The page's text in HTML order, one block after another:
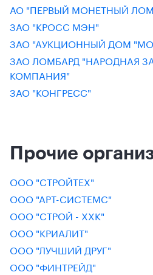
АО "ПЕРВЫЙ МОНЕТНЫЙ
ЗАО "КРОСС МЭН"
ЗАО "АУКЦИОННЫЙ ДОМ
ЗАО ЛОМБАРД "НАРОДНАЯ
КОМПАНИЯ"
ЗАО "КОНГРЕСС"
Прочие
ООО "СТРОЙТЕХ"
ООО "АРТ-СИСТЕМС"
ООО "СТРОЙ - ХХК"
ООО "КРИАЛИТ"
ООО "ЛУЧШИЙ ДРУГ"
ООО "ФИНТРЕЙД"